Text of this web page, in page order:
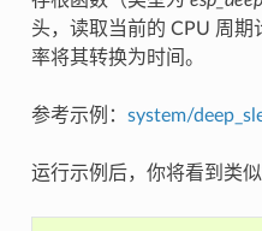
头，读取当前的 CPU 周期
率将其转换为时间。
参考示例： system/
运行示例后，你将看到类似